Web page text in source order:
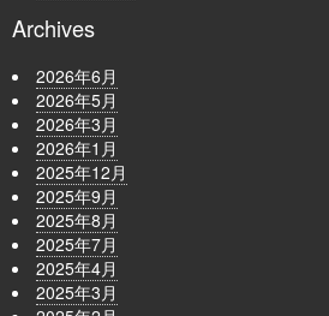
Archives
2026年6月
2026年5月
2026年3月
2026年1月
2025年12月
2025年9月
2025年8月
2025年7月
2025年4月
2025年3月